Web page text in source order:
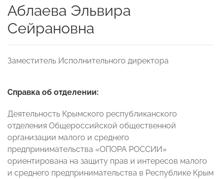
Аблаева Эльвира
Сейрановна
Заместитель Исполнительного директора
Cправка об отделении:
Деятельность Крымского республиканского
отделения Общероссийской общественной
организации малого и среднего
предпринимательства «ОПОРА РОССИИ»
ориентирована на защиту прав и интересов малого
и среднего предпринимательства в Республике Крым